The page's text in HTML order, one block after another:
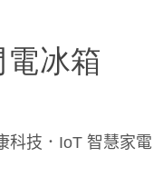
冰箱
科技．IoT 智慧家電